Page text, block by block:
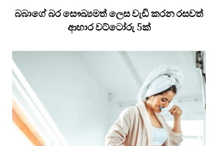
බබාගේ බර සෞඛ්‍යමත් ලෙස වැඩි කරන රසවත්
ආහාර වට්ටෝරු 5ක්